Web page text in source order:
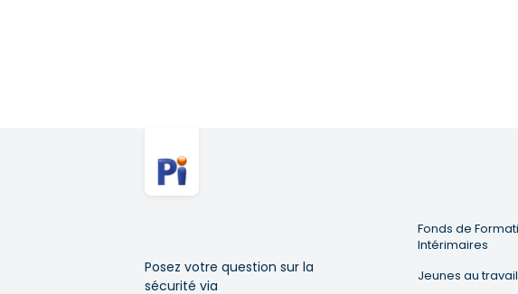
Posez votre question sur la
sécurité via
Fonds de
Intérimaires
Jeunes au travail